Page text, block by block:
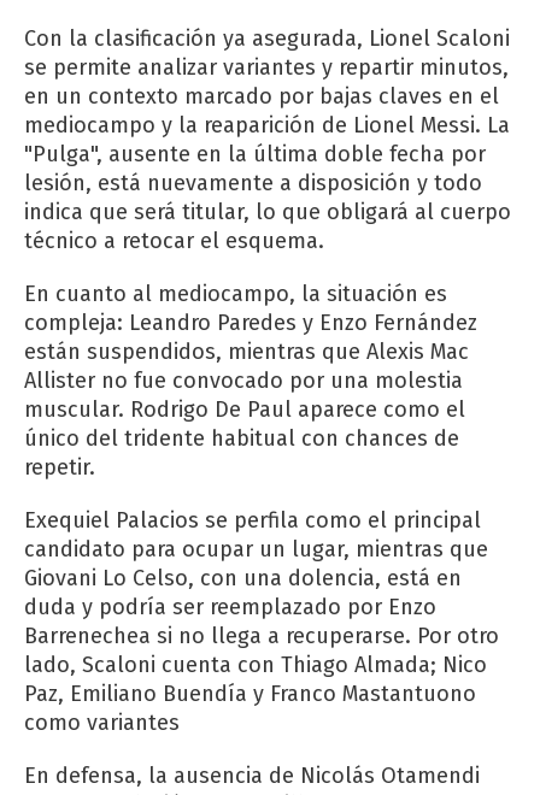
Con la clasificación ya asegurada, Lionel Scaloni
se permite analizar variantes y repartir minutos,
en un contexto marcado por bajas claves en el
mediocampo y la reaparición de Lionel Messi. La
"Pulga", ausente en la última doble fecha por
lesión, está nuevamente a disposición y todo
indica que será titular, lo que obligará al cuerpo
técnico a retocar el esquema.
En cuanto al mediocampo, la situación es
compleja: Leandro Paredes y Enzo Fernández
están suspendidos, mientras que Alexis Mac
Allister no fue convocado por una molestia
muscular. Rodrigo De Paul aparece como el
único del tridente habitual con chances de
repetir.
Exequiel Palacios se perfila como el principal
candidato para ocupar un lugar, mientras que
Giovani Lo Celso, con una dolencia, está en
duda y podría ser reemplazado por Enzo
Barrenechea si no llega a recuperarse. Por otro
lado, Scaloni cuenta con Thiago Almada; Nico
Paz, Emiliano Buendía y Franco Mastantuono
como variantes
En defensa, la ausencia de Nicolás Otamendi